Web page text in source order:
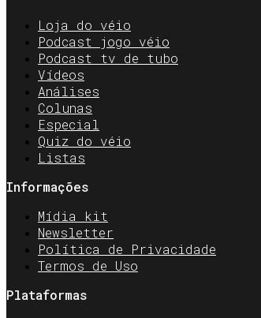
Loja do véio
Podcast jogo véio
Podcast tv de tubo
Vídeos
Análises
Colunas
Especial
Quiz do véio
Listas
Informações
Mídia kit
Newsletter
Política de Privacidade
Termos de Uso
Plataformas